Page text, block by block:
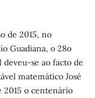
de 2015, no
Guadiana, o 28o
deveu-se ao facto de
matemático José
2015 o centenário